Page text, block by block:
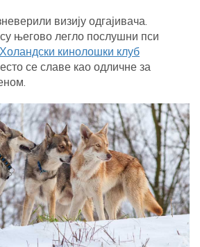
визију одгајивача.
његово легло послушни пси
Холандски кинолошки клуб
се славе као одличне за